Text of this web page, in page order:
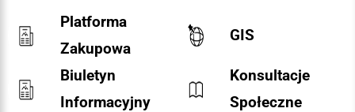
Platforma
Zakupowa
GIS
Biuletyn
Informacyjny
Konsultacje
Społeczne